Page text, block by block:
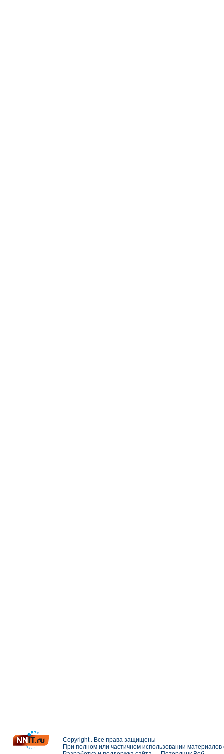
Copyright . Все права защищены
При полном или частичном использовании